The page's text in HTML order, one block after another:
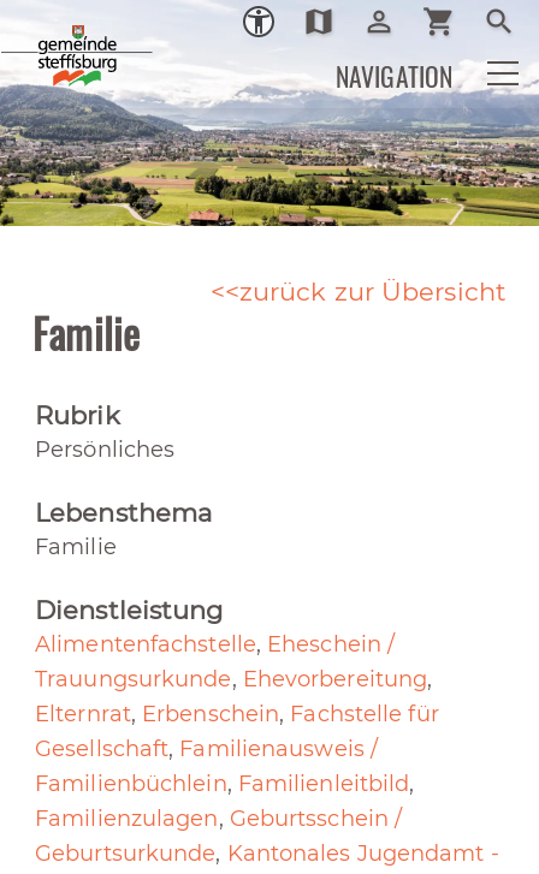
Ortsplan
map Login
person_outline shopping_cart search
NAVIGATION
zurück zur Übersicht
Familie
Rubrik
Persönliches
Lebensthema
Familie
Dienstleistung
Alimentenfachstelle, Eheschein /
Trauungsurkunde, Ehevorbereitung,
Elternrat, Erbenschein, Fachstelle für
Gesellschaft, Familienausweis /
Familienbüchlein, Familienleitbild,
Familienzulagen, Geburtsschein /
Geburtsurkunde, Kantonales Jugendamt -